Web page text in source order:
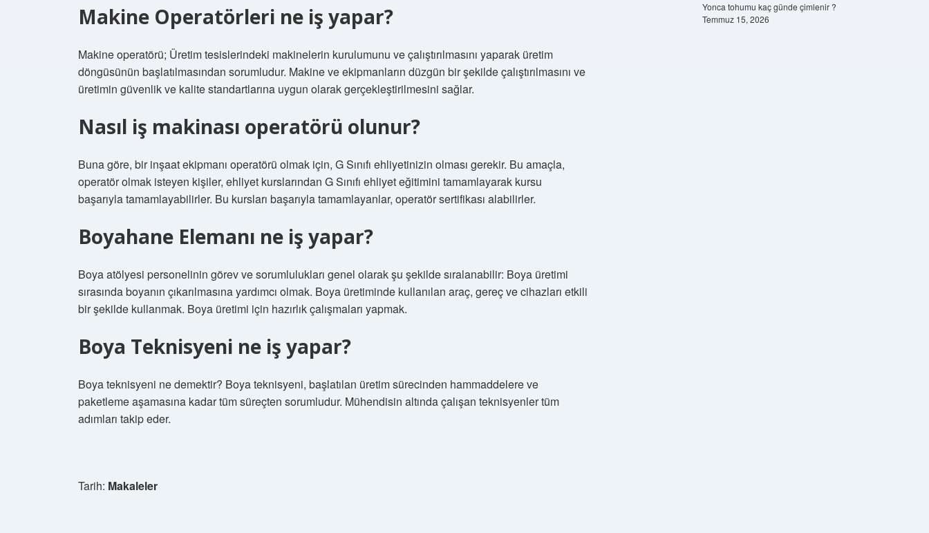
Makine Operatörleri ne iş yapar?
Makine operatörü; Üretim tesislerindeki makinelerin kurulumunu ve çalıştırılmasını yaparak üretim
döngüsünün başlatılmasından sorumludur. Makine ve ekipmanların düzgün bir şekilde çalıştırılmasını ve
üretimin güvenlik ve kalite standartlarına uygun olarak gerçekleştirilmesini sağlar.
Nasıl iş makinası operatörü olunur?
Buna göre, bir inşaat ekipmanı operatörü olmak için, G Sınıfı ehliyetinizin olması gerekir. Bu amaçla,
operatör olmak isteyen kişiler, ehliyet kurslarından G Sınıfı ehliyet eğitimini tamamlayarak kursu
başarıyla tamamlayabilirler. Bu kursları başarıyla tamamlayanlar, operatör sertifikası alabilirler.
Boyahane Elemanı ne iş yapar?
Boya atölyesi personelinin görev ve sorumlulukları genel olarak şu şekilde sıralanabilir: Boya üretimi
sırasında boyanın çıkarılmasına yardımcı olmak. Boya üretiminde kullanılan araç, gereç ve cihazları etkili
bir şekilde kullanmak. Boya üretimi için hazırlık çalışmaları yapmak.
Boya Teknisyeni ne iş yapar?
Boya teknisyeni ne demektir? Boya teknisyeni, başlatılan üretim sürecinden hammaddelere ve
paketleme aşamasına kadar tüm süreçten sorumludur. Mühendisin altında çalışan teknisyenler tüm
adımları takip eder.
Tarih: Makaleler
Yonca tohumu kaç günde çimlenir ?
Temmuz 15, 2026